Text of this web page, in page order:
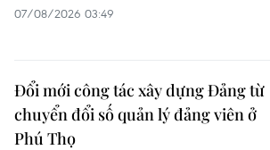
07/08/2026 03:49
Đổi mới công tác xây dựng Đảng từ
chuyển đổi số quản lý đảng viên ở
Phú Thọ